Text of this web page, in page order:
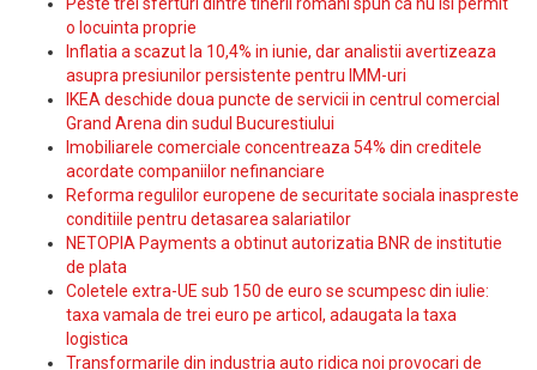
o locuinta proprie
Inflatia a scazut la 10,4% in iunie, dar analistii avertizeaza
asupra presiunilor persistente pentru IMM-uri
IKEA deschide doua puncte de servicii in centrul comercial
Grand Arena din sudul Bucurestiului
Imobiliarele comerciale concentreaza 54% din creditele
acordate companiilor nefinanciare
Reforma regulilor europene de securitate sociala inaspreste
conditiile pentru detasarea salariatilor
NETOPIA Payments a obtinut autorizatia BNR de institutie
de plata
Coletele extra-UE sub 150 de euro se scumpesc din iulie:
taxa vamala de trei euro pe articol, adaugata la taxa
logistica
Transformarile din industria auto ridica noi provocari de